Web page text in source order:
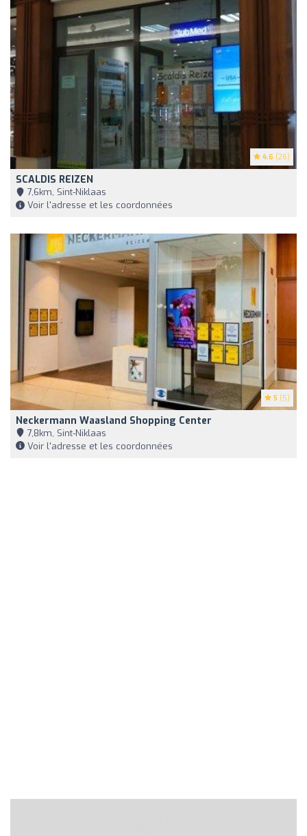
4.6 (26)
SCALDIS REIZEN
7,6km, Sint-Niklaas
Voir l'adresse et les coordonnées
5 (5)
Neckermann Waasland Shopping Center
7,8km, Sint-Niklaas
Voir l'adresse et les coordonnées